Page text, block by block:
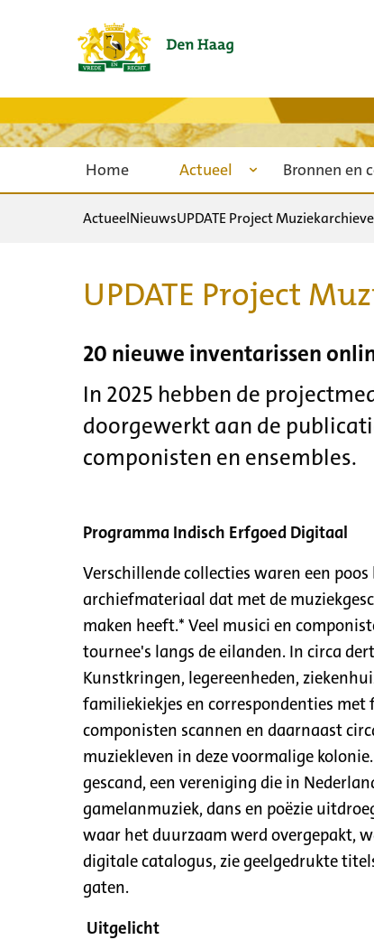
Home Actueel Bronnen en
ActueelNieuwsUPDATE Project
UPDATE Project
20 nieuwe inventarissen
In 2025 hebben de
doorgewerkt aan de
componisten en ensembles.
Programma Indisch Erfgoed Digitaal
Verschillende collecties waren een
archiefmateriaal dat met de
maken heeft.* Veel musici en
tournee's langs de eilanden. In circa
Kunstkringen, legereenheden,
familiekiekjes en correspondenties
componisten scannen en daarnaast
muziekleven in deze voormalige
gescand, een vereniging die in
gamelanmuziek, dans en poëzie
waar het duurzaam werd overgepakt,
digitale catalogus, zie geelgedrukte
gaten.
Uitgelicht